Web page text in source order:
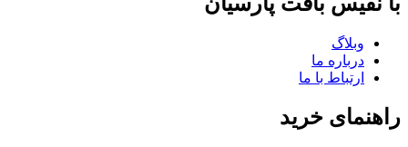
وبلاگ
درباره ما
ارتباط با ما
راهنمای خرید